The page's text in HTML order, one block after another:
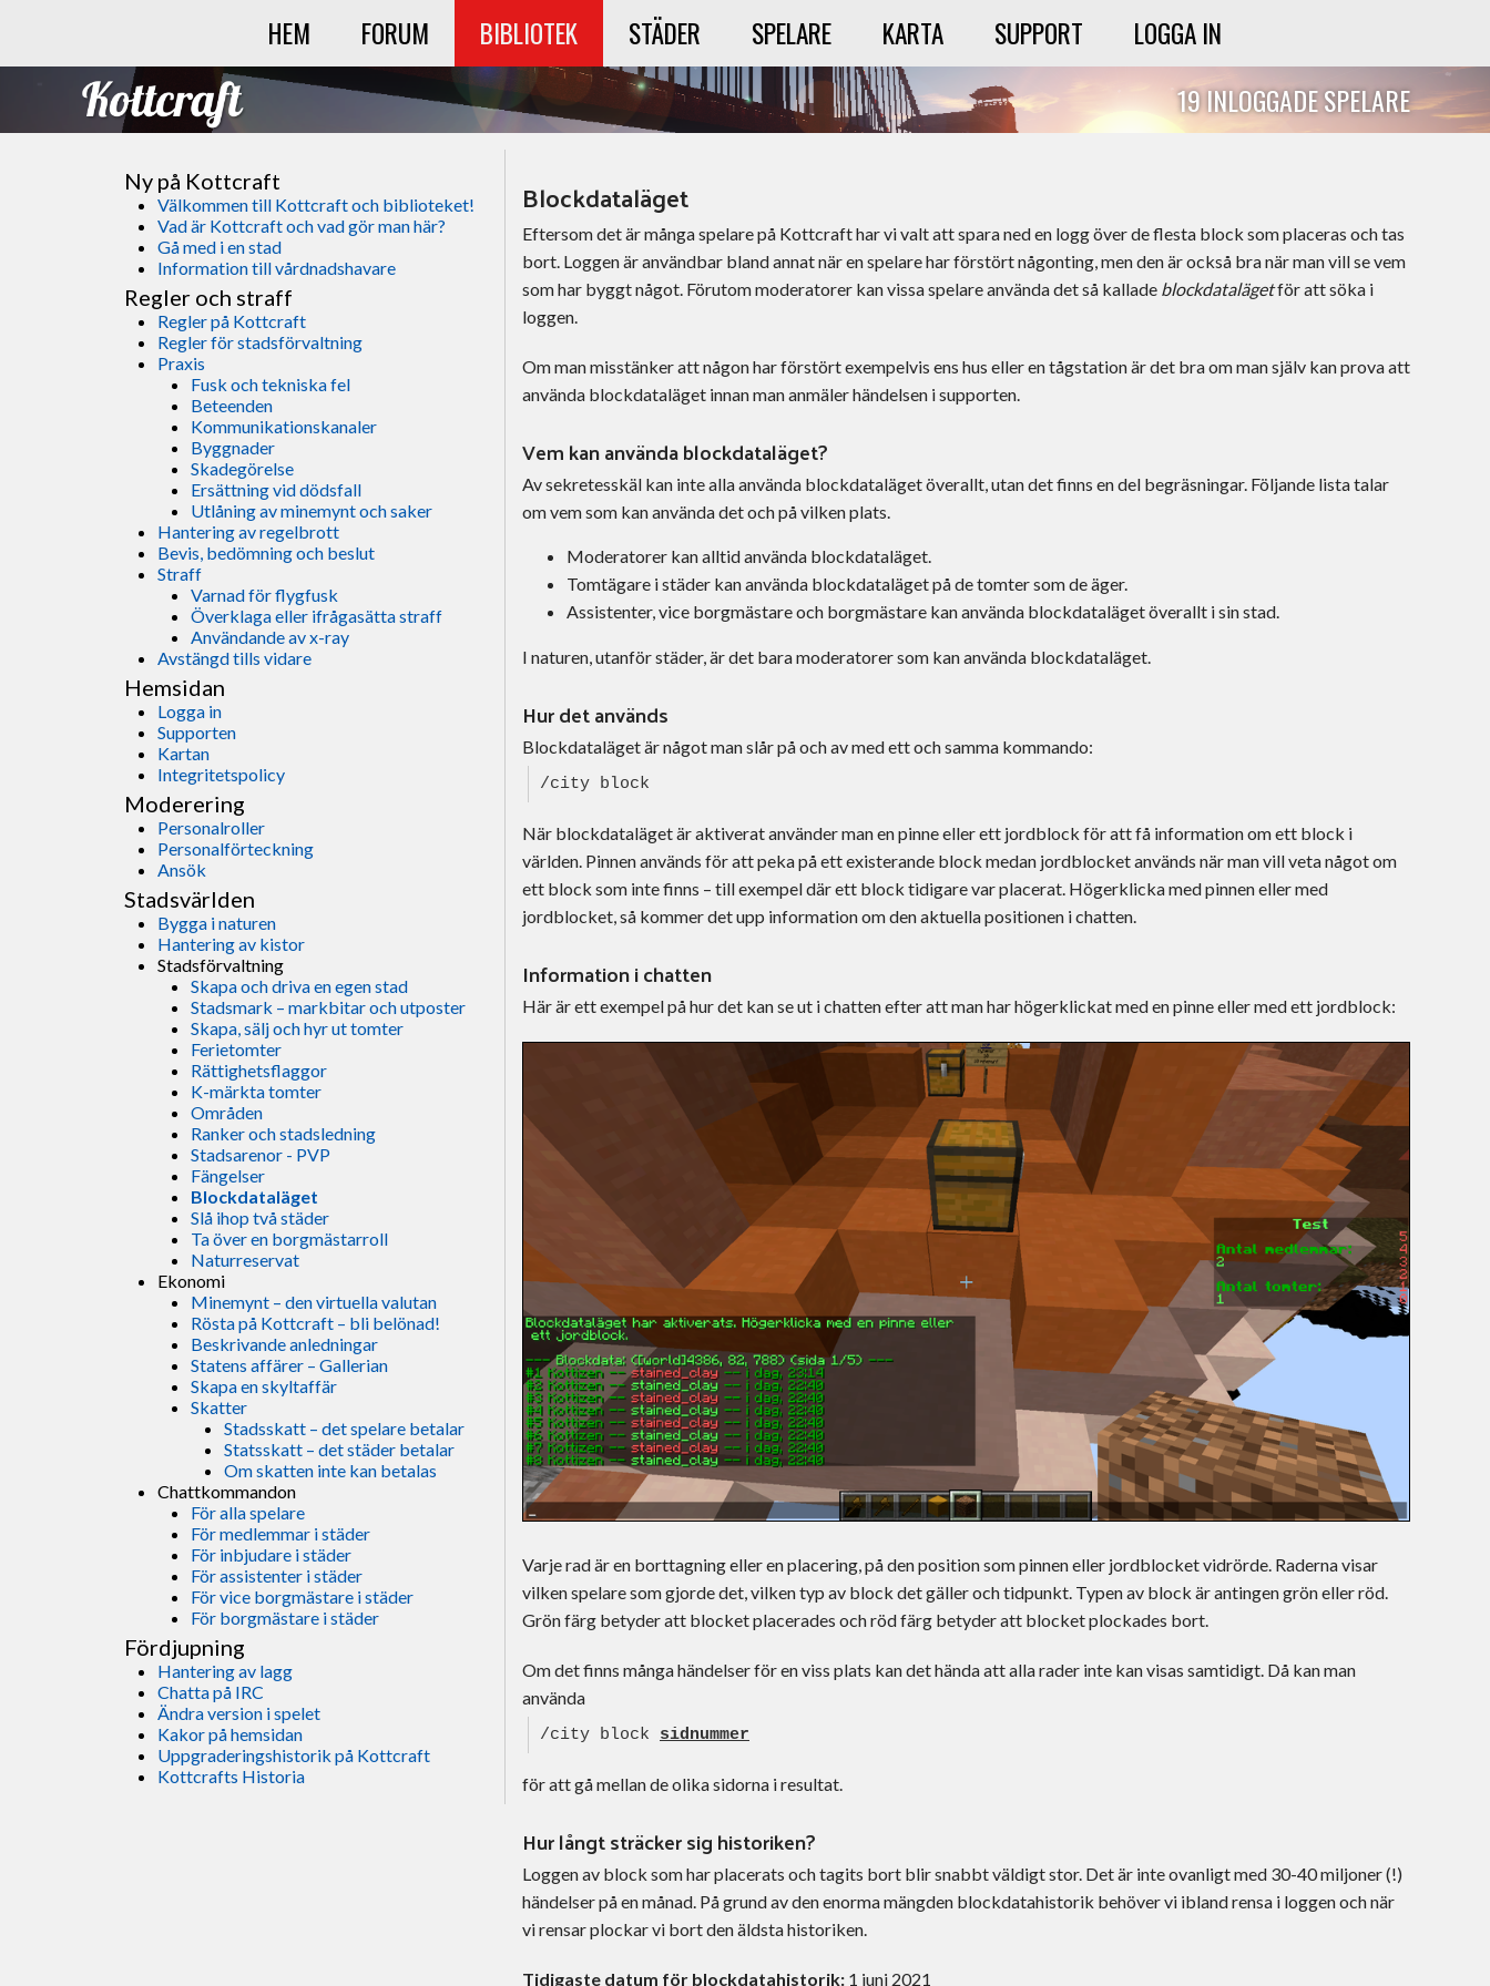
HEM FORUM BIBLIOTEK STÄDER SPELARE KARTA SUPPORT LOGGA IN
19 INLOGGADE SPELARE
Ny på Kottcraft
Välkommen till Kottcraft och biblioteket!
Vad är Kottcraft och vad gör man här?
Gå med i en stad
Information till vårdnadshavare
Regler och straff
Regler på Kottcraft
Regler för stadsförvaltning
Praxis
Fusk och tekniska fel
Beteenden
Kommunikationskanaler
Byggnader
Skadegörelse
Ersättning vid dödsfall
Utlåning av minemynt och saker
Hantering av regelbrott
Bevis, bedömning och beslut
Straff
Varnad för flygfusk
Överklaga eller ifrågasätta straff
Användande av x-ray
Avstängd tills vidare
Hemsidan
Logga in
Supporten
Kartan
Integritetspolicy
Moderering
Personalroller
Personalförteckning
Ansök
Stadsvärlden
Bygga i naturen
Hantering av kistor
Stadsförvaltning
Skapa och driva en egen stad
Stadsmark – markbitar och utposter
Skapa, sälj och hyr ut tomter
Ferietomter
Rättighetsflaggor
K-märkta tomter
Områden
Ranker och stadsledning
Stadsarenor - PVP
Fängelser
Blockdataläget
Slå ihop två städer
Ta över en borgmästarroll
Naturreservat
Ekonomi
Minemynt – den virtuella valutan
Rösta på Kottcraft – bli belönad!
Beskrivande anledningar
Statens affärer – Gallerian
Skapa en skyltaffär
Skatter
Stadsskatt – det spelare betalar
Statsskatt – det städer betalar
Om skatten inte kan betalas
Chattkommandon
För alla spelare
För medlemmar i städer
För inbjudare i städer
För assistenter i städer
För vice borgmästare i städer
För borgmästare i städer
Fördjupning
Hantering av lagg
Chatta på IRC
Ändra version i spelet
Kakor på hemsidan
Uppgraderingshistorik på Kottcraft
Kottcrafts Historia
Blockdataläget
Eftersom det är många spelare på Kottcraft har vi valt att spara ned en logg över de flesta block som placeras och tas
bort. Loggen är användbar bland annat när en spelare har förstört någonting, men den är också bra när man vill se vem
som har byggt något. Förutom moderatorer kan vissa spelare använda det så kallade blockdatalägetför att söka i
loggen.
Om man misstänker att någon har förstört exempelvis ens hus eller en tågstation är det bra om man själv kan prova att
använda blockdataläget innan man anmäler händelsen i supporten.
Vem kan använda blockdataläget?
Av sekretesskäl kan inte alla använda blockdataläget överallt, utan det finns en del begräsningar. Följande lista talar
om vem som kan använda det och på vilken plats.
Moderatorer kan alltid använda blockdataläget.
Tomtägare i städer kan använda blockdataläget på de tomter som de äger.
Assistenter, vice borgmästare och borgmästare kan använda blockdataläget överallt i sin stad.
I naturen, utanför städer, är det bara moderatorer som kan använda blockdataläget.
Hur det används
Blockdataläget är något man slår på och av med ett och samma kommando:
/city block
När blockdataläget är aktiverat använder man en pinne eller ett jordblock för att få information om ett block i
världen. Pinnen används för att peka på ett existerande block medan jordblocket används när man vill veta något om
ett block som inte finns – till exempel där ett block tidigare var placerat. Högerklicka med pinnen eller med
jordblocket, så kommer det upp information om den aktuella positionen i chatten.
Information i chatten
Här är ett exempel på hur det kan se ut i chatten efter att man har högerklickat med en pinne eller med ett jordblock:
Varje rad är en borttagning eller en placering, på den position som pinnen eller jordblocket vidrörde. Raderna visar
vilken spelare som gjorde det, vilken typ av block det gäller och tidpunkt. Typen av block är antingen grön eller röd.
Grön färg betyder att blocket placerades och röd färg betyder att blocket plockades bort.
Om det finns många händelser för en viss plats kan det hända att alla rader inte kan visas samtidigt. Då kan man
använda
/city block sidnummer
för att gå mellan de olika sidorna i resultat.
Hur långt sträcker sig historiken?
Loggen av block som har placerats och tagits bort blir snabbt väldigt stor. Det är inte ovanligt med 30-40 miljoner (!)
händelser på en månad. På grund av den enorma mängden blockdatahistorik behöver vi ibland rensa i loggen och när
vi rensar plockar vi bort den äldsta historiken.
Tidigaste datum för blockdatahistorik: 1 juni 2021